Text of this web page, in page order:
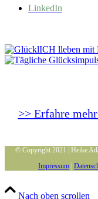
LinkedIn
>> Erfahre
© Copyright 2021 | Heike
Impressum
Nach oben scrollen